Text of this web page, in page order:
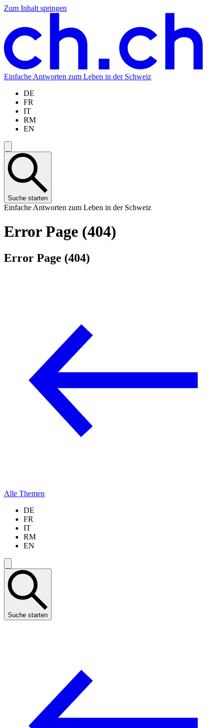
Zum Inhalt springen
Zum
springen
Zur
springen
Zur
springen
Zur
springen
Einfache Antworten zum Leben in der Schweiz
DE
FR
IT
RM
EN
Suche starten
Einfache Antworten zum Leben in der Schweiz
Error Page (404)
Error Page (404)
Alle Themen
DE
FR
IT
RM
EN
Suche starten